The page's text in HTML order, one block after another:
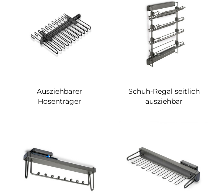
Ausziehbarer
Hosenträger
Schuh-Regal seitlich
ausziehbar